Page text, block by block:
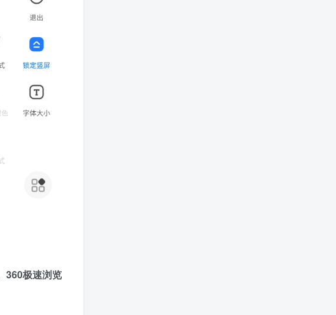
360极速浏览